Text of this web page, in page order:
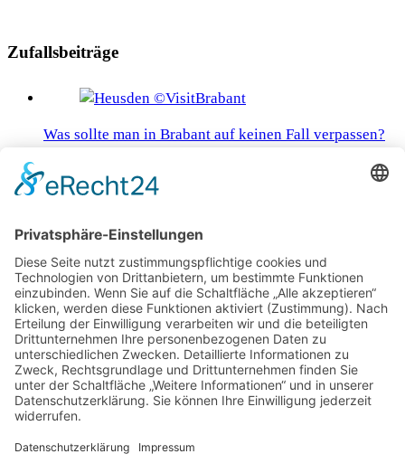
Zufallsbeiträge
Was sollte man in Brabant auf keinen Fall verpassen?
Inselurlaub ohne Flug: Roadtrip auf dem Landweg
nach Mallorca
Füssen, des Märchenkönigs Sehnsuchtsland
Madeiras idyllische Gärten